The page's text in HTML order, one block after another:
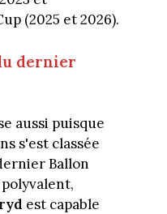
(2025 et 2026).
dernier
aussi puisque
s'est classée
Ballon
est capable